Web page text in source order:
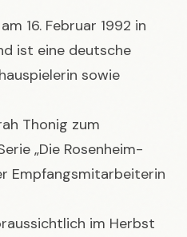
16. Februar 1992 in
ist eine deutsche
sowie
Thonig zum
„Die Rosenheim-
Empfangsmitarbeiterin
im Herbst